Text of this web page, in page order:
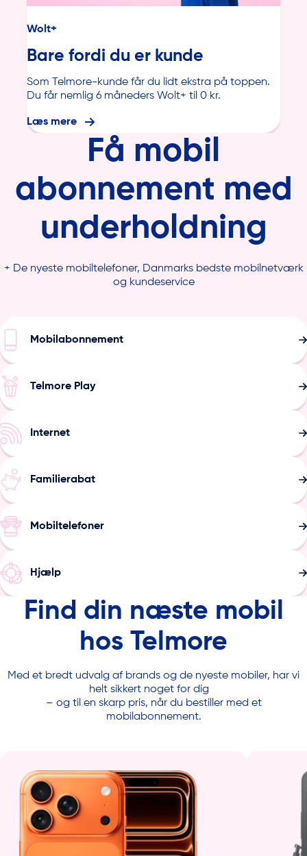
Wolt+
Bare fordi du er kunde
Som Telmore-kunde får du lidt ekstra på toppen.
Du får nemlig 6 måneders Wolt+ til 0 kr.
Læs mere
Få mobil
abonnement med
underholdning
+ De nyeste mobiltelefoner, Danmarks bedste mobilnetværk
og kundeservice
Mobilabonnement
Telmore Play
Internet
Familierabat
Mobiltelefoner
Hjælp
Find din næste mobil
hos Telmore
Med et bredt udvalg af brands og de nyeste mobiler, har vi
helt sikkert noget for dig
– og til en skarp pris, når du bestiller med et
mobilabonnement.